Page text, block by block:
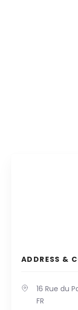
ADDRESS &
16 Rue du
FR